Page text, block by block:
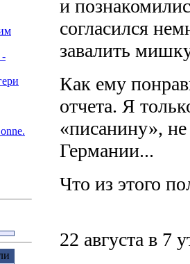
-
и
согласился
завалить
Как ему
отчета. Я
«писанину», не
Германии...
Что из этого
22 августа в 7